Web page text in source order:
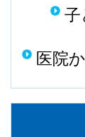
子
医院